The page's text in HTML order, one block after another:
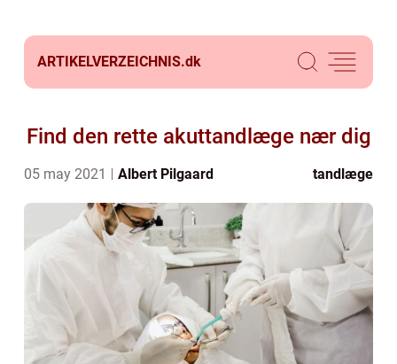
ARTIKELVERZEICHNIS.dk
Find den rette akuttandlæge nær dig
05 may 2021 Albert Pilgaard tandlæge